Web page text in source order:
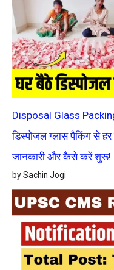
Disposal Glass
डिस्पोजल ग्लास पैकिंग से
जानकारी और कैसे करें शुरू!
by Sachin Jogi